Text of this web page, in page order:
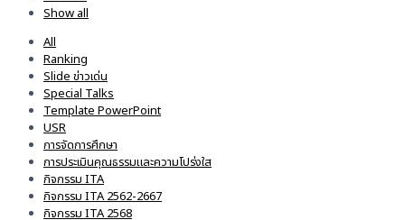
Show all
All
Ranking
Slide ข่าวเด่น
Special Talks
Template PowerPoint
USR
การจัดการศึกษา
การประเมินคุณธรรมและความโปร่งใส
กิจกรรม ITA
กิจกรรม ITA 2562-2667
กิจกรรม ITA 2568